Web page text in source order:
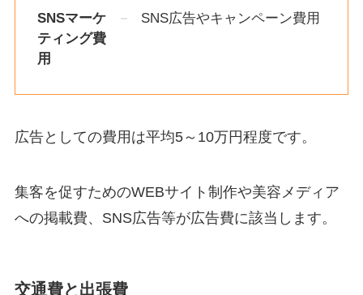
SNSマーケ
ティング費
用
SNS広告やキャンペーン費用
広告としての費用は平均5～10万円程度です。
集客を促すためのWEBサイト制作や美容メディア
への掲載費、SNS広告等が広告費に該当します。
交通費と出張費